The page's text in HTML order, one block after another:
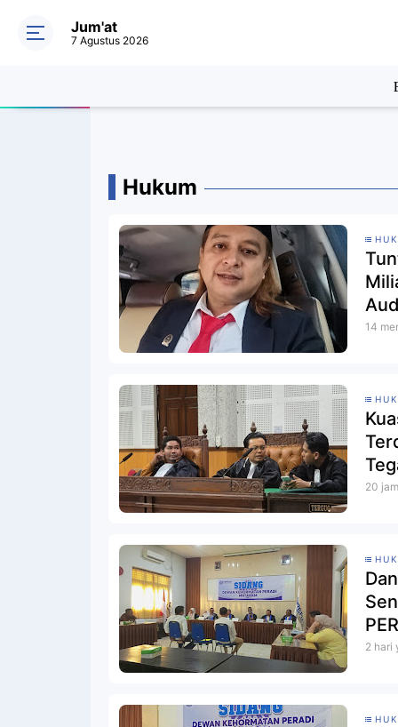
Jum'at
7 Agustus 2026
Hukum
14
20
2 hari